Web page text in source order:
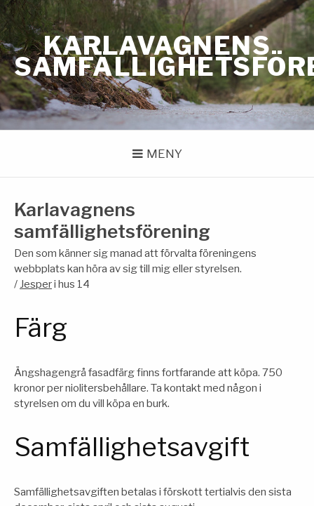
Hoppa
till
innehåll
KARLAVAGNENS
MENY
Karlavagnens
samfällighetsförening
Den som känner sig manad att förvalta föreningens
webbplats kan höra av sig till mig eller styrelsen.
/ Jesperi hus 14
Färg
Ängshagengrå fasadfärg finns fortfarande att köpa. 750
kronor per niolitersbehållare. Ta kontakt med någon i
styrelsen om du vill köpa en burk.
Samfällighetsavgift
Samfällighetsavgiften betalas i förskott tertialvis den sista